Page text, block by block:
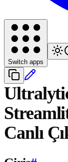
Switch apps
Canlı